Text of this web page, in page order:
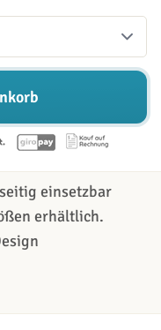
einsetzbar
erhältlich.